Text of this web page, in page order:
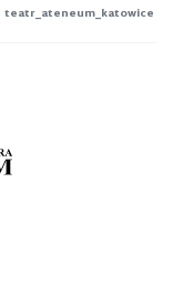
teatr_ateneum_katowice